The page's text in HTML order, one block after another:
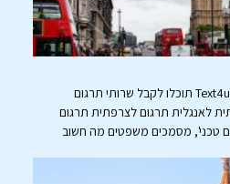
שירותי תרגום מתחומי עיסוק ב-Text4u תוכלו לקבל שרותי תרגום
לאנגלית תרגום לצרפתית תרגום
טכני', מסמכים משפטים מה חשוב